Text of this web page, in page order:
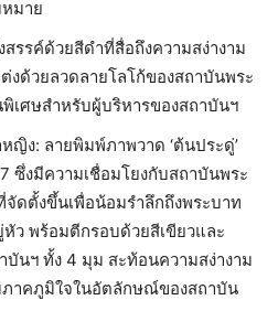
มาย
รรค์ด้วยสีดำที่สื่อถึงความสง่างาม
งด้วยลวดลายโลโก้ของสถาบันพระ
เศษสำหรับผู้บริหารของสถาบันฯ
ง: ลายพิมพ์ภาพวาด ‘ต้นประดู่’
ซึ่งมีความเชื่อมโยงกับสถาบันพระ
จัดตั้งขึ้นเพื่อน้อมรำลึกถึงพระบาท
หัว พร้อมตีกรอบด้วยสีเขียวและ
นฯ ทั้ง 4 มุม สะท้อนความสง่างาม
ภาคภูมิใจในอัตลักษณ์ของสถาบัน